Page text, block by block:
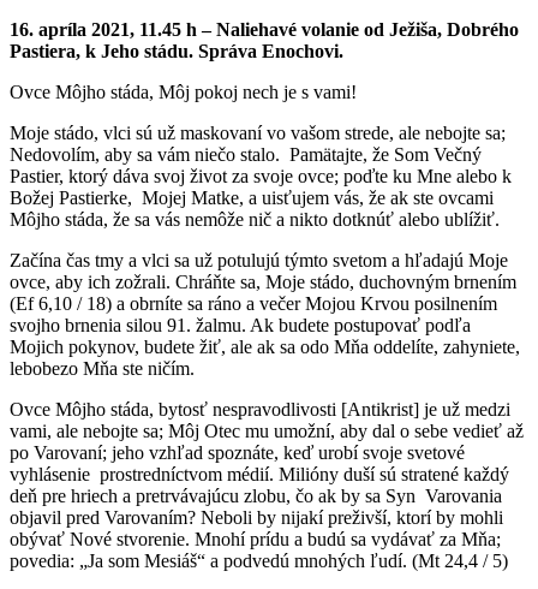
16. apríla 2021, 11.45 h – Naliehavé volanie od Ježiša, Dobrého
Pastiera, k Jeho stádu. Správa Enochovi.
Ovce Môjho stáda, Môj pokoj nech je s vami!
Moje stádo, vlci sú už maskovaní vo vašom strede, ale nebojte sa;
Nedovolím, aby sa vám niečo stalo. Pamätajte, že Som Večný
Pastier, ktorý dáva svoj život za svoje ovce; poďte ku Mne alebo k
Božej Pastierke, Mojej Matke, a uisťujem vás, že ak ste ovcami
Môjho stáda, že sa vás nemôže nič a nikto dotknúť alebo ublížiť.
Začína čas tmy a vlci sa už potulujú týmto svetom a hľadajú Moje
ovce, aby ich zožrali. Chráňte sa, Moje stádo, duchovným brnením
(Ef 6,10 / 18) a obrníte sa ráno a večer Mojou Krvou posilnením
svojho brnenia silou 91. žalmu. Ak budete postupovať podľa
Mojich pokynov, budete žiť, ale ak sa odo Mňa oddelíte, zahyniete,
lebobezo Mňa ste ničím.
Ovce Môjho stáda, bytosť nespravodlivosti [Antikrist] je už medzi
vami, ale nebojte sa; Môj Otec mu umožní, aby dal o sebe vedieť až
po Varovaní; jeho vzhľad spoznáte, keď urobí svoje svetové
vyhlásenie prostredníctvom médií. Milióny duší sú stratené každý
deň pre hriech a pretrvávajúcu zlobu, čo ak by sa Syn Varovania
objavil pred Varovaním? Neboli by nijakí preživší, ktorí by mohli
obývať Nové stvorenie. Mnohí prídu a budú sa vydávať za Mňa;
povedia: „Ja som Mesiáš“ a podvedú mnohých ľudí. (Mt 24,4 / 5)